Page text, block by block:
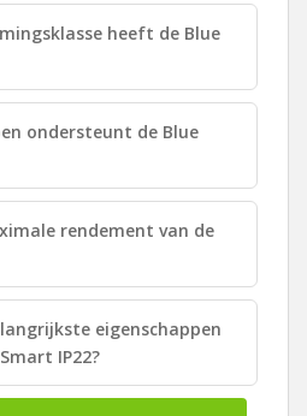
heeft de Blue
ondersteunt de Blue
rendement van de
eigenschappen
IP22?